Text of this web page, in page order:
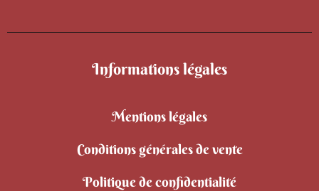
Informations légales
Mentions légales
Conditions générales de vente
Politique de confidentialité